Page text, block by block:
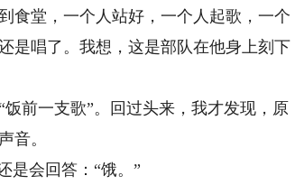
食堂，一个人站好，一个人起歌，一个
是唱了。我想，这是部队在他身上刻下
前一支歌”。回过头来，我才发现，原
音。
会回答：“饿。”